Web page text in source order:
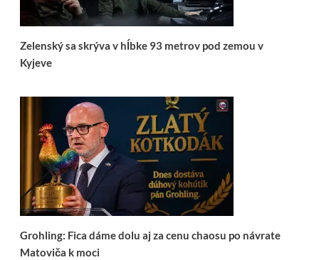
Zelenský sa skrýva v hĺbke 93 metrov pod zemou v
Kyjeve
Grohling: Fica dáme dolu aj za cenu chaosu po návrate
Matoviča k moci